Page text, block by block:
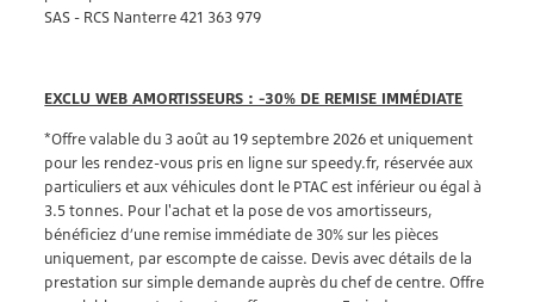
SAS - RCS Nanterre 421 363 979
EXCLU WEB AMORTISSEURS : -30% DE REMISE IMMÉDIATE
*Offre valable du 3 août au 19 septembre 2026 et uniquement
pour les rendez-vous pris en ligne sur speedy.fr, réservée aux
particuliers et aux véhicules dont le PTAC est inférieur ou égal à
3.5 tonnes. Pour l'achat et la pose de vos amortisseurs,
bénéficiez d’une remise immédiate de 30% sur les pièces
uniquement, par escompte de caisse. Devis avec détails de la
prestation sur simple demande auprès du chef de centre. Offre